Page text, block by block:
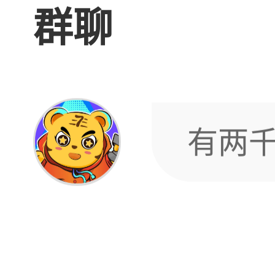
群聊
安卓